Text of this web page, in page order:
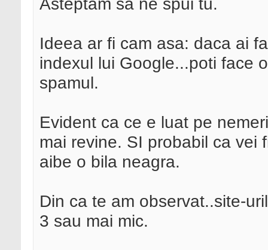
Ideea ar fi cam asa: daca ai
indexul lui Google...poti face
spamul.
Evident ca ce e luat pe
mai revine. SI probabil ca vei
aibe o bila neagra.
Din ca te am observat..site-
3 sau mai mic.